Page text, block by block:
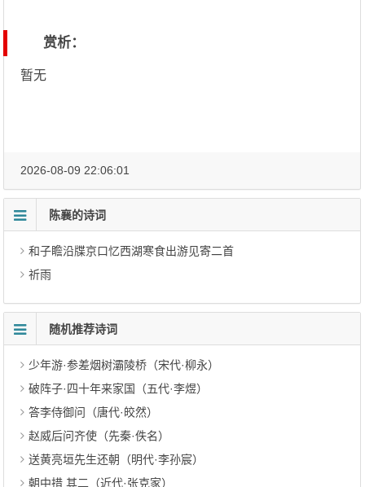
赏析：
暂无
2026-08-09 22:06:01
陈襄的诗词
和子瞻沿牒京口忆西湖寒食出游见寄二首
祈雨
随机推荐诗词
少年游·参差烟树灞陵桥（宋代·柳永）
破阵子·四十年来家国（五代·李煜）
答李侍御问（唐代·皎然）
赵威后问齐使（先秦·佚名）
送黄亮垣先生还朝（明代·李孙宸）
朝中措 其二（近代·张克家）